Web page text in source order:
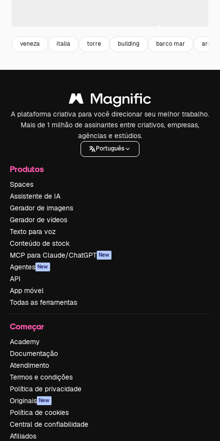
veneza italia torre building barco mar
A plataforma criativa para você direcionar seu melhor trabalho.
Mais de 1 milhão de assinantes entre criativos, empresas,
agências e estúdios.
Português
Produtos
Spaces
Assistente de IA
Gerador de imagens
Gerador de vídeos
Texto para voz
Conteúdo de stock
MCP para Claude/ChatGPT New
Agentes New
API
App móvel
Todas as ferramentas
Começar
Academy
Documentação
Atendimento
Termos e condições
Política de privacidade
Originais New
Política de cookies
Central de confiabilidade
Afiliados